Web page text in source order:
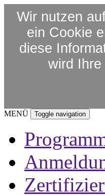
Wir nutzen
ein Cookie
diese
wird
MENÜ Toggle navigation